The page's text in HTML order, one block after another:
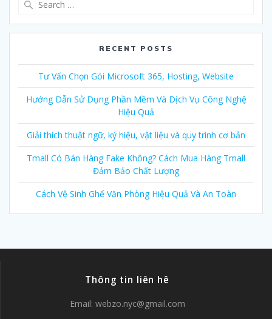
RECENT POSTS
Tư Vấn Chọn Gói Microsoft 365, Hosting, Website
Hướng Dẫn Sử Dụng Phần Mềm Và Dịch Vụ Công Nghệ
Hiệu Quả
Giải thích thuật ngữ, ký hiệu, vật liệu và quy trình cơ bản
Tmall Có Bán Hàng Fake Không? Cách Mua Hàng Tmall
Đảm Bảo Chất Lượng
Cách Vệ Sinh Ghế Văn Phòng Hiệu Quả Và An Toàn
Thông tin liên hê
Email: webzo.nyc@gmail.com